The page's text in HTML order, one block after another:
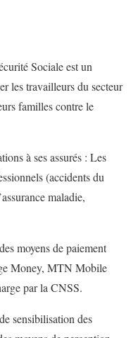
Sociale est un
les travailleurs du secteur
familles contre le
à ses assurés : Les
(accidents du
maladie,
moyens de paiement
Money, MTN Mobile
par la CNSS.
sensibilisation des